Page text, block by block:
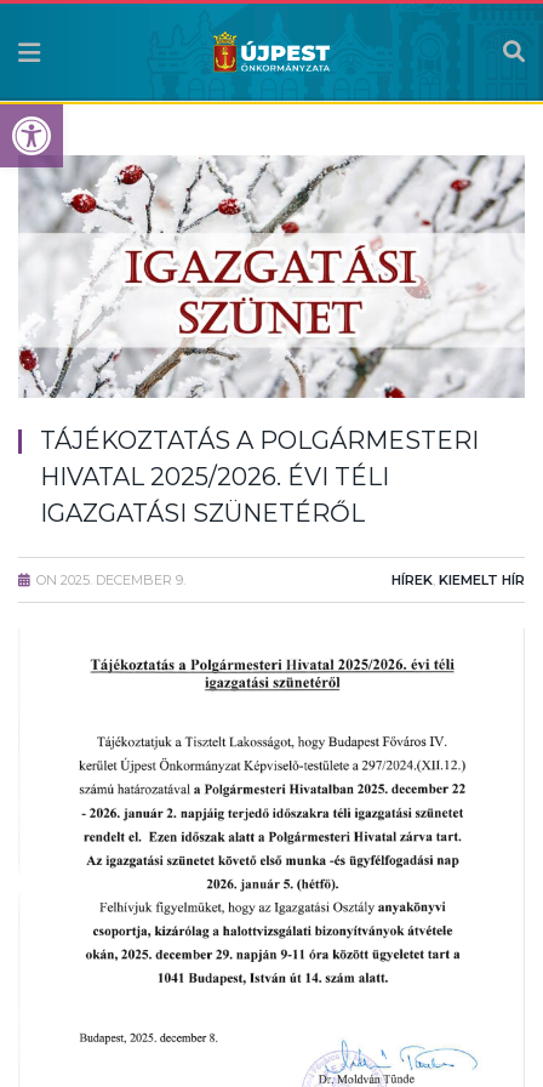
Eszköztár megnyitása
TÁJÉKOZTATÁS A POLGÁRMESTERI
HIVATAL 2025/2026. ÉVI TÉLI
IGAZGATÁSI SZÜNETÉRŐL
ON 2025. DECEMBER 9. HÍREK, KIEMELT HÍR